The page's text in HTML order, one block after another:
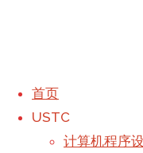
首页
USTC
计算机程序
Treap树（